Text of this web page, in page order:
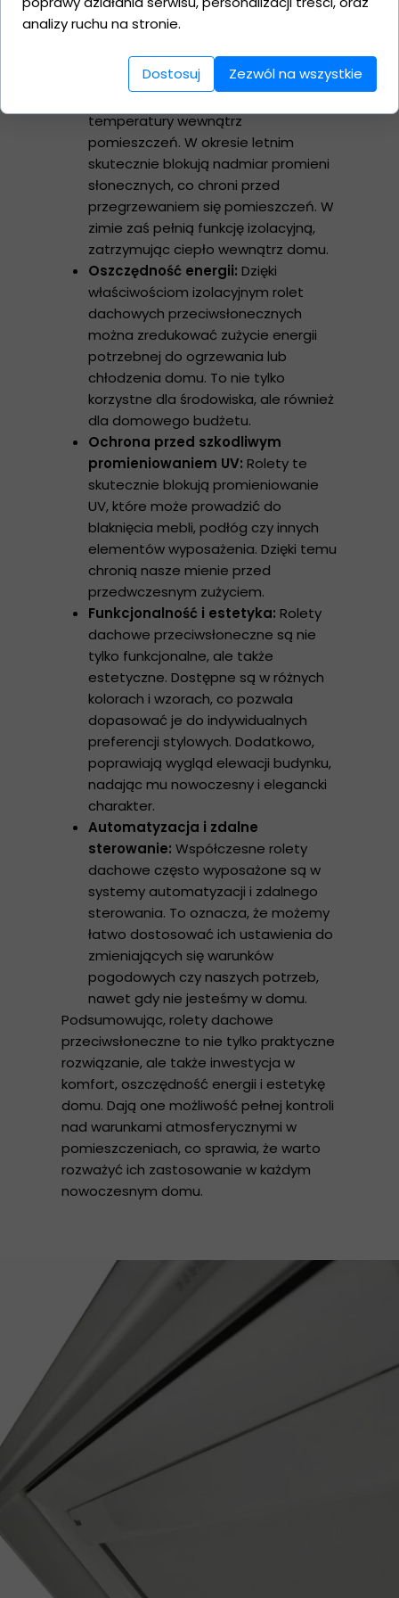
własnych preferencji, zapewniając
odpoczynku czy relaksu.
Regulacja temperatury:Rolety te
temperatury wewnątrz
pomieszczeń. W okresie letnim
skutecznie blokują nadmiar promieni
słonecznych, co chroni przed
przegrzewaniem się pomieszczeń. W
zimie zaś pełnią funkcję izolacyjną,
zatrzymując ciepło wewnątrz domu.
Oszczędność energii: Dzięki
właściwościom izolacyjnym rolet
dachowych przeciwsłonecznych
można zredukować zużycie energii
potrzebnej do ogrzewania lub
chłodzenia domu. To nie tylko
korzystne dla środowiska, ale również
dla domowego budżetu.
Ochrona przed szkodliwym
promieniowaniem UV: Rolety te
skutecznie blokują promieniowanie
UV, które może prowadzić do
blaknięcia mebli, podłóg czy innych
elementów wyposażenia. Dzięki temu
chronią nasze mienie przed
przedwczesnym zużyciem.
Funkcjonalność i estetyka: Rolety
dachowe przeciwsłoneczne są nie
tylko funkcjonalne, ale także
estetyczne. Dostępne są w różnych
kolorach i wzorach, co pozwala
dopasować je do indywidualnych
preferencji stylowych. Dodatkowo,
poprawiają wygląd elewacji budynku,
nadając mu nowoczesny i elegancki
charakter.
Automatyzacja i zdalne
sterowanie: Współczesne rolety
dachowe często wyposażone są w
systemy automatyzacji i zdalnego
sterowania. To oznacza, że możemy
łatwo dostosować ich ustawienia do
zmieniających się warunków
pogodowych czy naszych potrzeb,
nawet gdy nie jesteśmy w domu.
Podsumowując, rolety dachowe
przeciwsłoneczne to nie tylko praktyczne
rozwiązanie, ale także inwestycja w
komfort, oszczędność energii i estetykę
domu. Dają one możliwość pełnej kontroli
nad warunkami atmosferycznymi w
pomieszczeniach, co sprawia, że warto
rozważyć ich zastosowanie w każdym
nowoczesnym domu.
analizy ruchu na stronie.
Dostosuj Zezwól na wszystkie